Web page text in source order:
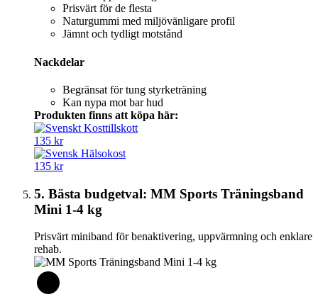
Prisvärt för de flesta
Naturgummi med miljövänligare profil
Jämnt och tydligt motstånd
Nackdelar
Begränsat för tung styrketräning
Kan nypa mot bar hud
Produkten finns att köpa här:
135 kr
135 kr
5. Bästa budgetval: MM Sports Träningsband
Mini 1-4 kg
Prisvärt miniband för benaktivering, uppvärmning och enklare
rehab.